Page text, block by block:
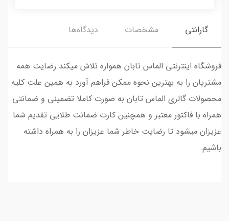
گارانتی مشخصات دیدگاه‌ها
فروشگاه اینترنتی الماس تابان همواره تلاش میکند رضایت همه
مشتریان را به بهترین نحوه ممکن فراهم آورد به همین علت کلیه
محصولات گالری الماس تابان به صورت کاملا تضمینی و ضمانتی
همراه با فاکتور معتبر و همچنین کارت ضمانت طلایی تقدیم شما
عزیزان میشود تا رضایت خاطر شما عزیزان را به همراه داشته
باشیم.